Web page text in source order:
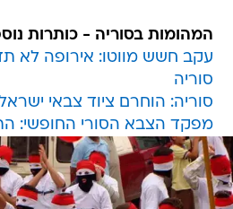
המהומות בסוריה - כותרות
עקב חשש מווטו: אירופה לא
סוריה
סוריה: הוחרם ציוד צבאי
מפקד הצבא הסורי החופשי: